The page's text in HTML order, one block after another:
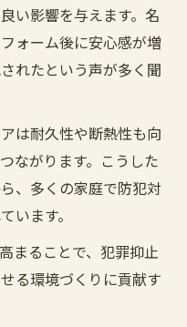
い影響を与えます。名
ォーム後に安心感が増
れたという声が多く聞
は耐久性や断熱性も向
ながります。こうした
、多くの家庭で防犯対
います。
まることで、犯罪抑止
る環境づくりに貢献す